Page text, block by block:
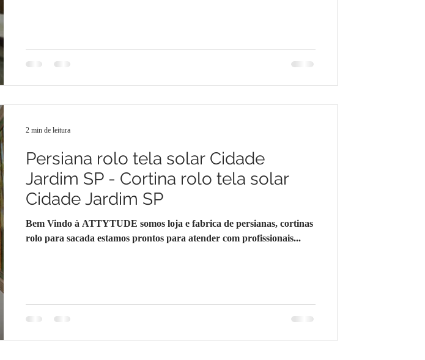
Persiana rolo tela solar Cidade
Jardim SP - Cortina rolo tela solar
Cidade Jardim SP
Bem Vindo à ATTYTUDE somos loja e fabrica de persianas, cortinas
rolo para sacada estamos prontos para atender com profissionais...
2 min de leitura